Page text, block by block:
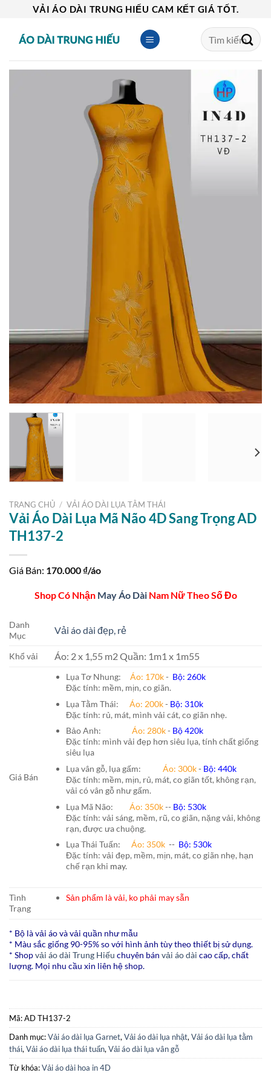
content
VẢI ÁO DÀI TRUNG HIẾU CAM KẾT GIÁ TỐT.
Tìm
kiếm:
TRANG CHỦ / VẢI ÁO DÀI LỤA TẰM THÁI
Vải Áo Dài Lụa Mã Não 4D Sang Trọng AD
TH137-2
Giá Bán: 170.000 ₫/áo
Shop Có Nhận May Áo DàiNam Nữ Theo Số Đo
Danh
Mục
Vải áo dài đẹp, rẻ
Khổ vải Áo: 2 x 1,55 m2 Quần: 1m1 x 1m55
Giá Bán
Lụa Tơ Nhung: Áo: 170k- Bộ: 260k
Đặc tính: mềm, mịn, co giãn.
Lụa Tằm Thái: Áo: 200k- Bộ: 310k
Đặc tính: rủ, mát, mình vải cát, co giãn nhẹ.
Bảo Anh: Áo: 280k- Bộ 420k
Đặc tính: mình vải đẹp hơn siêu lụa, tính chất giống
siêu lụa
Lụa vân gỗ, lụa gấm: Áo: 300k- Bộ: 440k
Đặc tính: mềm, mịn, rủ, mát, co giãn tốt, không rạn,
vải có vân gỗ như gấm.
Lụa Mã Não: Áo: 350k-- Bộ: 530k
Đặc tính: vải sáng, mềm, rũ, co giãn, nặng vải, không
rạn, được ưa chuộng.
Lụa Thái Tuấn: Áo: 350k-- Bộ: 530k
Đặc tính: vải đẹp, mềm, mịn, mát, co giãn nhẹ, hạn
chế rạn khi may.
Tình
Trạng
Sản phẩm là vải, ko phải may sẵn
* Bộ là vải áo và vải quần như mẫu
* Màu sắc giống 90-95% so với hình ảnh tùy theo thiết bị sử dụng.
* Shopvải áo dài Trung Hiếu chuyên bán vải áo dài cao cấp, chất
lượng. Mọi nhu cầu xin liên hệ shop.
Mã:AD TH137-2
Danh mục:Vải áo dài lụa Garnet,Vải áo dài lụa nhật,Vải áo dài lụa tằm
thái,Vải áo dài lụa thái tuấn,Vải áo dài lụa vân gỗ
Từ khóa:Vải áo dài hoa in 4D